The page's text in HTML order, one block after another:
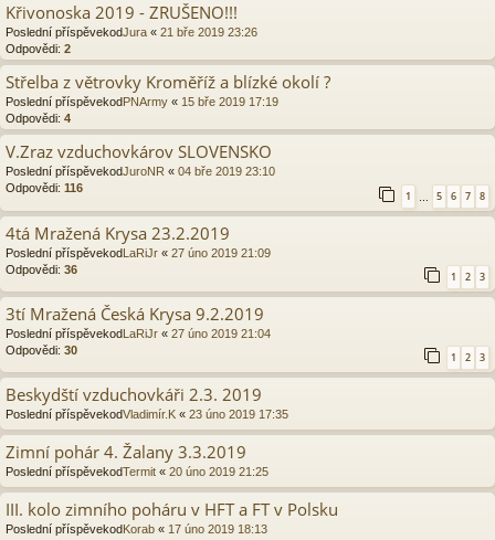
Křivonoska 2019 - ZRUŠENO!!!
Poslední příspěvekodJura « 21 bře 2019 23:26
Odpovědi: 2
Střelba z větrovky Kroměříž a blízké okolí ?
Poslední příspěvekod PNArmy « 15 bře 2019 17:19
Odpovědi: 4
V.Zraz vzduchovkárov SLOVENSKO
Poslední příspěvekodJuroNR « 04 bře 2019 23:10
Odpovědi: 116
1 5 6 7 8
4tá Mražená Krysa 23.2.2019
Poslední příspěvekodLaRiJr « 27 úno 2019 21:09
Odpovědi: 36
1 2 3
3tí Mražená Česká Krysa 9.2.2019
Poslední příspěvekodLaRiJr « 27 úno 2019 21:04
Odpovědi: 30
1 2 3
Beskydští vzduchovkáři 2.3. 2019
Poslední příspěvekodVladimír.K « 23 úno 2019 17:35
Zimní pohár 4. Žalany 3.3.2019
Poslední příspěvekodTermit « 20 úno 2019 21:25
III. kolo zimního poháru v HFT a FT v Polsku
Poslední příspěvekod Korab « 17 úno 2019 18:13